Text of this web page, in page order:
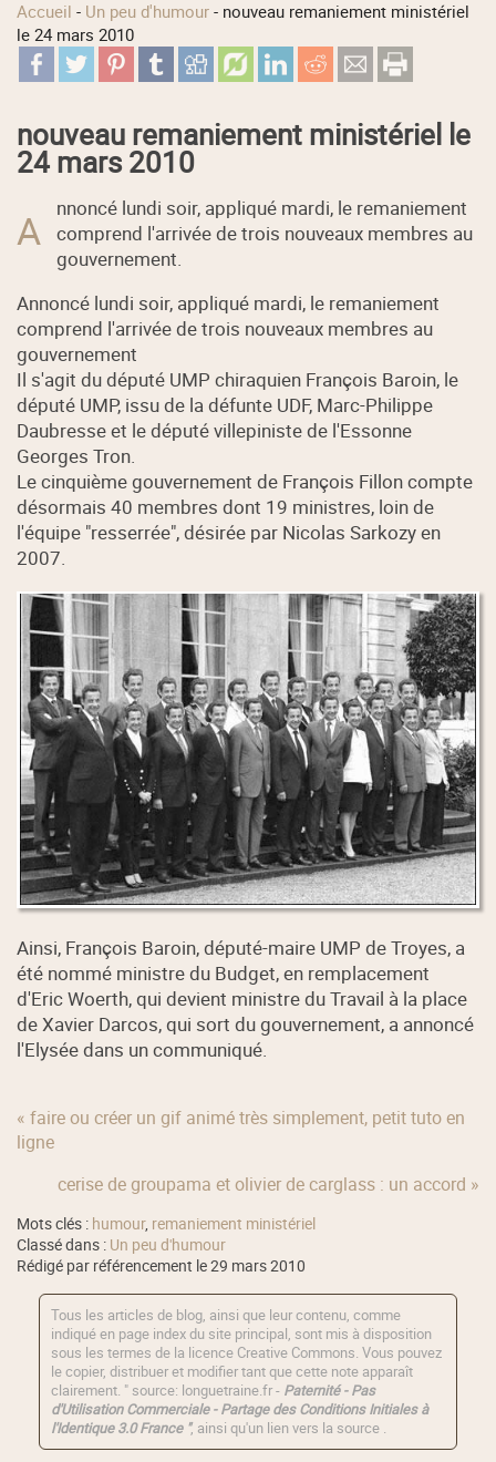
Accueil - Un peu d'humour - nouveau remaniement ministériel
le 24 mars 2010
nouveau remaniement ministériel le
24 mars 2010
A
nnoncé lundi soir, appliqué mardi, le remaniement
comprend l'arrivée de trois nouveaux membres au
gouvernement.
Annoncé lundi soir, appliqué mardi, le remaniement
comprend l'arrivée de trois nouveaux membres au
gouvernement
Il s'agit du député UMP chiraquien François Baroin, le
député UMP, issu de la défunte UDF, Marc-Philippe
Daubresse et le député villepiniste de l'Essonne
Georges Tron.
Le cinquième gouvernement de François Fillon compte
désormais 40 membres dont 19 ministres, loin de
l'équipe "resserrée", désirée par Nicolas Sarkozy en
2007.
Ainsi, François Baroin, député-maire UMP de Troyes, a
été nommé ministre du Budget, en remplacement
d'Eric Woerth, qui devient ministre du Travail à la place
de Xavier Darcos, qui sort du gouvernement, a annoncé
l'Elysée dans un communiqué.
« faire ou créer un gif animé très simplement, petit tuto en
ligne
cerise de groupama et olivier de carglass : un accord »
Mots clés : humour, remaniement ministériel
Classé dans : Un peu d'humour
Rédigé par référencement le 29 mars 2010
Tous les articles de blog, ainsi que leur contenu, comme
indiqué en page index du site principal, sont mis à disposition
sous les termes de la licence Creative Commons. Vous pouvez
le copier, distribuer et modifier tant que cette note apparaît
clairement. " source: longuetraine.fr - Paternité - Pas
d'Utilisation Commerciale - Partage des Conditions Initiales à
l'Identique 3.0 France ", ainsi qu'un lien vers la source .